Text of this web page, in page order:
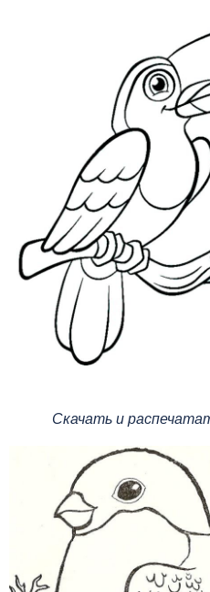
Скачать и